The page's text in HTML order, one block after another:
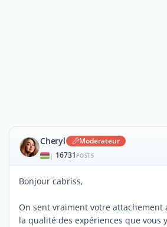
Cheryl Moderateur
| 16731 POSTS
Bonjour cabriss,
On sent vraiment votre attachement
la qualité des expériences que vous